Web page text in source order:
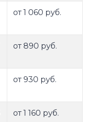
от 1 060 руб.
от 890 руб.
от 930 руб.
от 1 160 руб.